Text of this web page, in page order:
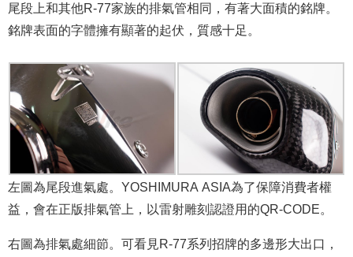
尾段上和其他R-77家族的排氣管相同，有著大面積的銘牌。
銘牌表面的字體擁有顯著的起伏，質感十足。
左圖為尾段進氣處。YOSHIMURA ASIA為了保障消費者權
益，會在正版排氣管上，以雷射雕刻認證用的QR-CODE。
右圖為排氣處細節。可看見R-77系列招牌的多邊形大出口，